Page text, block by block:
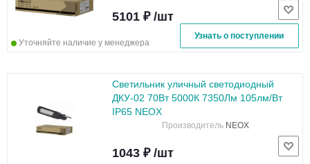
Уточняйте наличие у менеджера
5101 ₽ /шт
Узнать о поступлении
Светильник уличный светодиодный
ДКУ-02 70Вт 5000К 7350Лм 105лм/Вт
IP65 NEOX
Производитель NEOX
1043 ₽ /шт